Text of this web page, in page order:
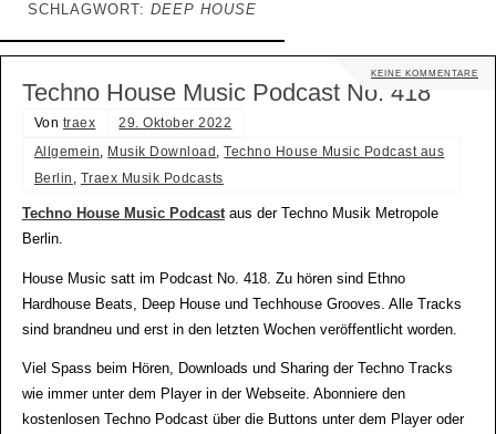
SCHLAGWORT: DEEP HOUSE
KEINE KOMMENTARE
Techno House Music Podcast No. 418
Von traex
29. Oktober 2022
Allgemein, Musik Download ,Techno House Music Podcast aus
Berlin , Traex Musik Podcasts
Techno House Music Podcastaus der Techno Musik Metropole
Berlin.
House Music satt im Podcast No. 418. Zu hören sind Ethno
Hardhouse Beats, Deep House und Techhouse Grooves. Alle Tracks
sind brandneu und erst in den letzten Wochen veröffentlicht worden.
Viel Spass beim Hören, Downloads und Sharing der Techno Tracks
wie immer unter dem Player in der Webseite. Abonniere den
kostenlosen Techno Podcast über die Buttons unter dem Player oder